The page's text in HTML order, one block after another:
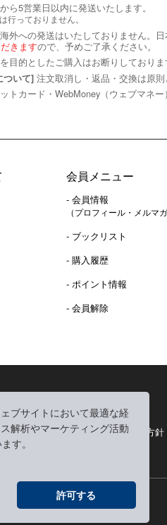
ブサイトにおいて最適な経
解析やマーケティング活動
す。
許可する
ら5営業日以内に発送いたします。
行っておりません。
海外への発送はいたしておりません。日
きますので、予めご了承ください。
目的としたご購入はお断りしておりま
ついて] 注文取消し・返品・交換は原則
トカード・WebMoney（ウェブマネ
会員メニュー
- 会員情報
（プロフィール・メルマガ
- ブックリスト
- 購入履歴
- ポイント情報
- 会員解除
取り扱いについて| 個人情報保護方針
表記